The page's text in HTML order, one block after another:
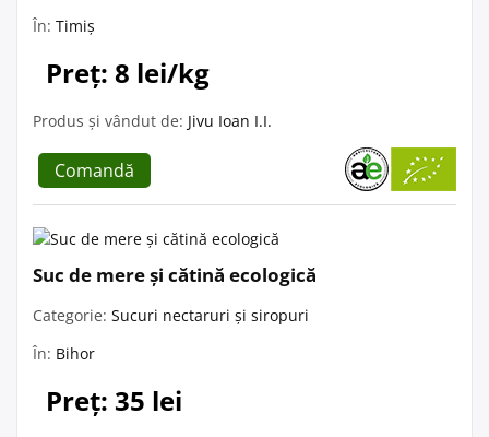
În: Timiș
Preț: 8 lei/kg
Produs și vândut de: Jivu Ioan I.I.
Comandă
Suc de mere și cătină ecologică
Categorie: Sucuri nectaruri și siropuri
În: Bihor
Preț: 35 lei